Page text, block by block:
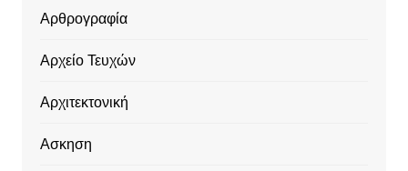
Αρθρογραφία
Αρχείο Τευχών
Αρχιτεκτονική
Ασκηση